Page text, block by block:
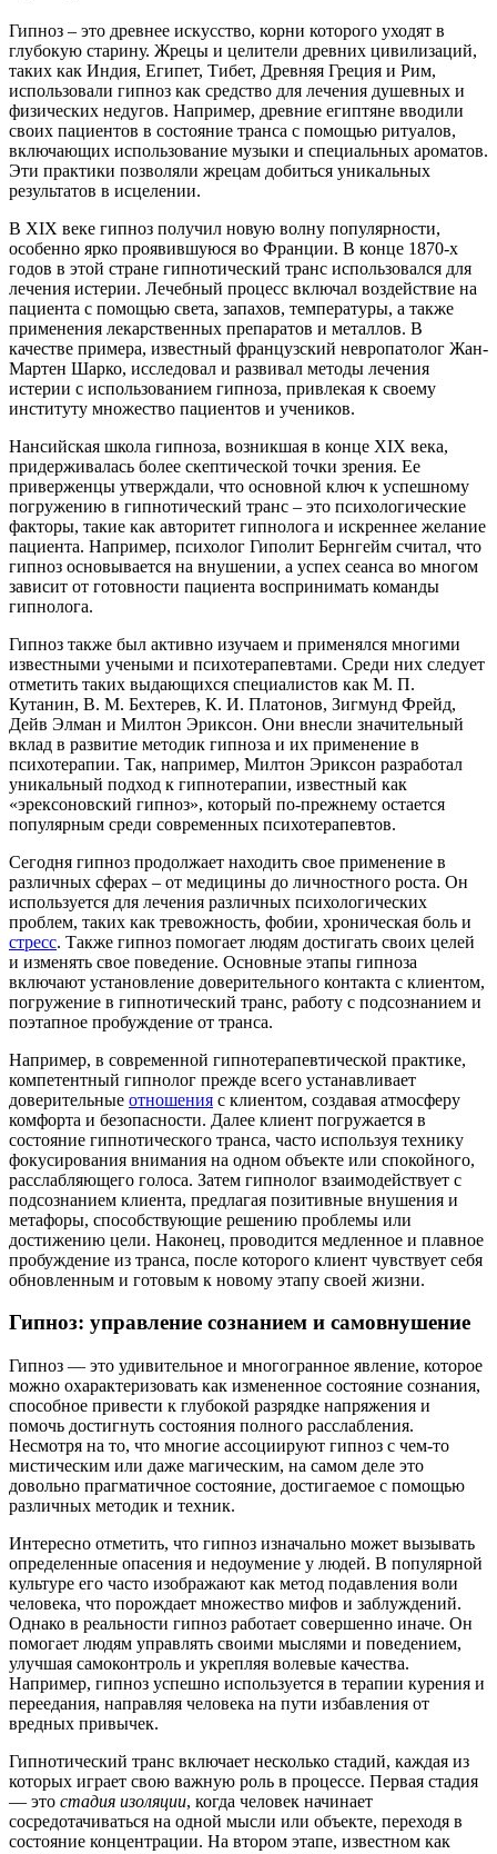
Гипноз – это древнее искусство, корни которого уходят в
глубокую старину. Жрецы и целители древних цивилизаций,
таких как Индия, Египет, Тибет, Древняя Греция и Рим,
использовали гипноз как средство для лечения душевных и
физических недугов. Например, древние египтяне вводили
своих пациентов в состояние транса с помощью ритуалов,
включающих использование музыки и специальных ароматов.
Эти практики позволяли жрецам добиться уникальных
результатов в исцелении.
В XIX веке гипноз получил новую волну популярности,
особенно ярко проявившуюся во Франции. В конце 1870-х
годов в этой стране гипнотический транс использовался для
лечения истерии. Лечебный процесс включал воздействие на
пациента с помощью света, запахов, температуры, а также
применения лекарственных препаратов и металлов. В
качестве примера, известный французский невропатолог Жан-
Мартен Шарко, исследовал и развивал методы лечения
истерии с использованием гипноза, привлекая к своему
институту множество пациентов и учеников.
Нансийская школа гипноза, возникшая в конце XIX века,
придерживалась более скептической точки зрения. Ее
приверженцы утверждали, что основной ключ к успешному
погружению в гипнотический транс – это психологические
факторы, такие как авторитет гипнолога и искреннее желание
пациента. Например, психолог Гиполит Бернгейм считал, что
гипноз основывается на внушении, а успех сеанса во многом
зависит от готовности пациента воспринимать команды
гипнолога.
Гипноз также был активно изучаем и применялся многими
известными учеными и психотерапевтами. Среди них следует
отметить таких выдающихся специалистов как М. П.
Кутанин, В. М. Бехтерев, К. И. Платонов, Зигмунд Фрейд,
Дейв Элман и Милтон Эриксон. Они внесли значительный
вклад в развитие методик гипноза и их применение в
психотерапии. Так, например, Милтон Эриксон разработал
уникальный подход к гипнотерапии, известный как
«эрексоновский гипноз», который по-прежнему остается
популярным среди современных психотерапевтов.
Сегодня гипноз продолжает находить свое применение в
различных сферах – от медицины до личностного роста. Он
используется для лечения различных психологических
проблем, таких как тревожность, фобии, хроническая боль и
стресс. Также гипноз помогает людям достигать своих целей
и изменять свое поведение. Основные этапы гипноза
включают установление доверительного контакта с клиентом,
погружение в гипнотический транс, работу с подсознанием и
поэтапное пробуждение от транса.
Например, в современной гипнотерапевтической практике,
компетентный гипнолог прежде всего устанавливает
доверительные отношения с клиентом, создавая атмосферу
комфорта и безопасности. Далее клиент погружается в
состояние гипнотического транса, часто используя технику
фокусирования внимания на одном объекте или спокойного,
расслабляющего голоса. Затем гипнолог взаимодействует с
подсознанием клиента, предлагая позитивные внушения и
метафоры, способствующие решению проблемы или
достижению цели. Наконец, проводится медленное и плавное
пробуждение из транса, после которого клиент чувствует себя
обновленным и готовым к новому этапу своей жизни.
Гипноз: управление сознанием и самовнушение
Гипноз — это удивительное и многогранное явление, которое
можно охарактеризовать как измененное состояние сознания,
способное привести к глубокой разрядке напряжения и
помочь достигнуть состояния полного расслабления.
Несмотря на то, что многие ассоциируют гипноз с чем-то
мистическим или даже магическим, на самом деле это
довольно прагматичное состояние, достигаемое с помощью
различных методик и техник.
Интересно отметить, что гипноз изначально может вызывать
определенные опасения и недоумение у людей. В популярной
культуре его часто изображают как метод подавления воли
человека, что порождает множество мифов и заблуждений.
Однако в реальности гипноз работает совершенно иначе. Он
помогает людям управлять своими мыслями и поведением,
улучшая самоконтроль и укрепляя волевые качества.
Например, гипноз успешно используется в терапии курения и
переедания, направляя человека на пути избавления от
вредных привычек.
Гипнотический транс включает несколько стадий, каждая из
которых играет свою важную роль в процессе. Первая стадия
— это стадия изоляции, когда человек начинает
сосредотачиваться на одной мысли или объекте, переходя в
состояние концентрации. На втором этапе, известном как